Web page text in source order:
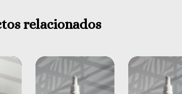
relacionados